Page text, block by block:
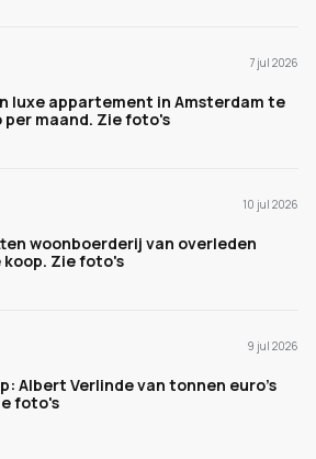
7 jul 2026
luxe appartement in Amsterdam te
per maand. Zie foto's
10 jul 2026
woonboerderij van overleden
Zie foto's
9 jul 2026
Albert Verlinde van tonnen euro's
foto's